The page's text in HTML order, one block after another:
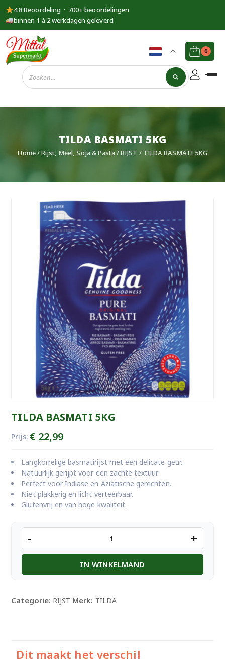
4.8 Beoordeling · 700+ beoordelingen
binnen 1 à 2 werkdagen geleverd
Supermarkt
Mittal
0
TILDA BASMATI 5KG
Home/Rijst, Meel, Soja & Pasta/RIJST / TILDA BASMATI 5KG
TILDA BASMATI 5KG
Prijs: €22,99
Langkorrelige basmatirijst met een delicate geur.
Natuurlijk gerijpt voor een zachte textuur.
Perfect voor Indiase en Aziatische gerechten.
Niet plakkerig en licht verteerbaar.
Glutenvrij en van hoge kwaliteit.
BASMATI
5KG
- +
IN WINKELMAND
Categorie: RIJST Merk: TILDA
Dit maakt het verschil